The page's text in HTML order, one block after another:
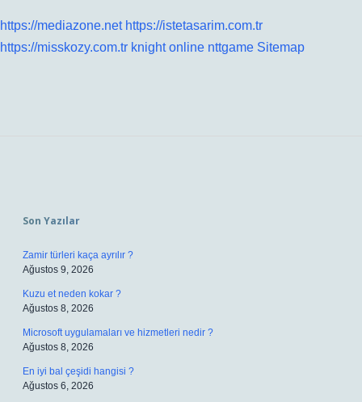
https://mediazone.net https://istetasarim.com.tr
https://misskozy.com.tr knight online nttgame Sitemap
Son Yazılar
Zamir türleri kaça ayrılır ?
Ağustos 9, 2026
Kuzu et neden kokar ?
Ağustos 8, 2026
Microsoft uygulamaları ve hizmetleri nedir ?
Ağustos 8, 2026
En iyi bal çeşidi hangisi ?
Ağustos 6, 2026